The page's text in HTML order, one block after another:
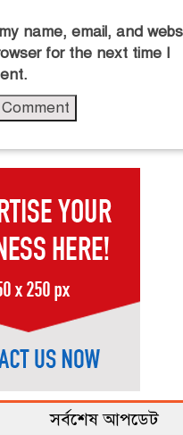
name, email, and
for the next time I
সর্বশেষ আপডেট